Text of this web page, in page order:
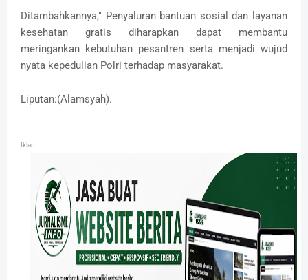
Ditambahkannya," Penyaluran bantuan sosial dan layanan
kesehatan gratis diharapkan dapat membantu
meringankan kebutuhan pesantren serta menjadi wujud
nyata kepedulian Polri terhadap masyarakat.
Liputan:(Alamsyah).
Iklan